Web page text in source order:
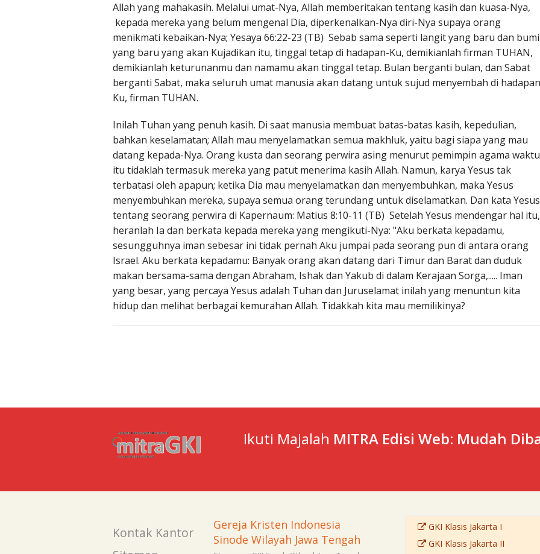
Allah yang mahakasih. Melalui umat-Nya, Allah memberitakan tentang kasih dan kuasa-Nya,
kepada mereka yang belum mengenal Dia, diperkenalkan-Nya diri-Nya supaya orang
menikmati kebaikan-Nya; Yesaya 66:22-23 (TB) Sebab sama seperti langit yang baru dan bumi
yang baru yang akan Kujadikan itu, tinggal tetap di hadapan-Ku, demikianlah firman TUHAN,
demikianlah keturunanmu dan namamu akan tinggal tetap. Bulan berganti bulan, dan Sabat
berganti Sabat, maka seluruh umat manusia akan datang untuk sujud menyembah di
Ku, firman TUHAN.
Inilah Tuhan yang penuh kasih. Di saat manusia membuat batas-batas kasih, kepedulian,
bahkan keselamatan; Allah mau menyelamatkan semua makhluk, yaitu bagi siapa yang mau
datang kepada-Nya. Orang kusta dan seorang perwira asing menurut pemimpin agama waktu
itu tidaklah termasuk mereka yang patut menerima kasih Allah. Namun, karya Yesus tak
terbatasi oleh apapun; ketika Dia mau menyelamatkan dan menyembuhkan, maka Yesus
menyembuhkan mereka, supaya semua orang terundang untuk diselamatkan. Dan kata Yesus
tentang seorang perwira di Kapernaum: Matius 8:10-11 (TB) Setelah Yesus mendengar hal itu,
heranlah Ia dan berkata kepada mereka yang mengikuti-Nya: "Aku berkata kepadamu,
sesungguhnya iman sebesar ini tidak pernah Aku jumpai pada seorang pun di antara orang
Israel. Aku berkata kepadamu: Banyak orang akan datang dari Timur dan Barat dan duduk
makan bersama-sama dengan Abraham, Ishak dan Yakub di dalam Kerajaan Sorga,..... Iman
yang besar, yang percaya Yesus adalah Tuhan dan Juruselamat inilah yang menuntun kita
hidup dan melihat berbagai kemurahan Allah. Tidakkah kita mau memilikinya?
Ikuti Majalah MITRA Edisi Web: Mudah
Kontak Kantor
Gereja Kristen Indonesia
Sinode Wilayah Jawa Tengah
GKI Klasis Jakarta I
GKI Klasis Jakarta II